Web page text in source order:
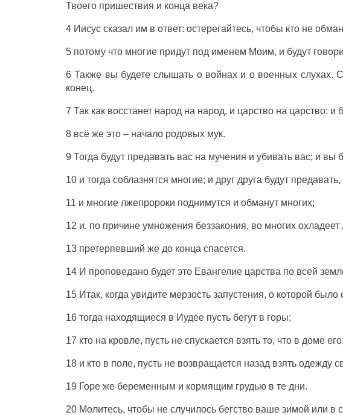
Твоего пришествия и конца века?
4 Иисус сказал им в ответ: остерегайтесь, чтобы кто не
5 потому что многие придут под именем Моим, и будут
6 Также вы будете слышать о войнах и о военных слухах.
конец.
7 Так как восстанет народ на народ, и царство на царство;
8 всё же это – начало родовых мук.
9 Тогда будут предавать вас на мучения и убивать вас; и
10 и тогда соблазнятся многие; и друг друга будут
11 и многие лжепророки поднимутся и обманут многих;
12 и, по причине умножения беззакония, во многих охладеет
13 претерпевший же до конца спасется.
14 И проповедано будет это Евангелие царства по всей
15 Итак, когда увидите мерзость запустения, о которой
16 тогда находящиеся в Иудее пусть бегут в горы;
17 кто на кровле, пусть не спускается взять то, что в доме его;
18 и кто в поле, пусть не возвращается назад взять одежду
19 Горе же беременным и кормящим грудью в те дни.
20 Молитесь, чтобы не случилось бегство ваше зимой или в